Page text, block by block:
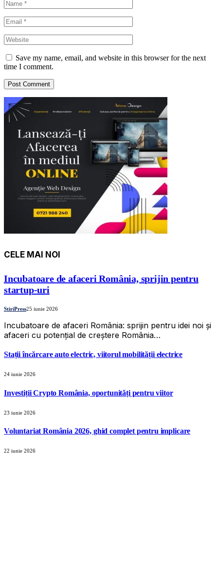
Save my name, email, and website in this browser for the next
time I comment.
CELE MAI NOI
Incubatoare de afaceri România, sprijin pentru
startup-uri
StiriPress25 iunie 2026
Incubatoare de afaceri România: sprijin pentru idei noi și
afaceri cu potențial de creștere România…
Stații încărcare auto electric, viitorul mobilității electrice
24 iunie 2026
Investiții Crypto România, oportunități pentru viitor
23 iunie 2026
Voluntariat România 2026, ghid complet pentru implicare
22 iunie 2026